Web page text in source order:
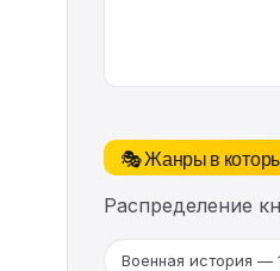
🎭 Жанры в
Распределение
Военная история —